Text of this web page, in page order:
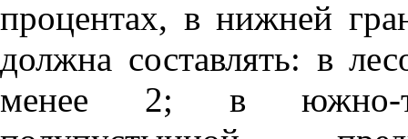
процентах, в нижней
должна составлять: в
менее 2; в южно-